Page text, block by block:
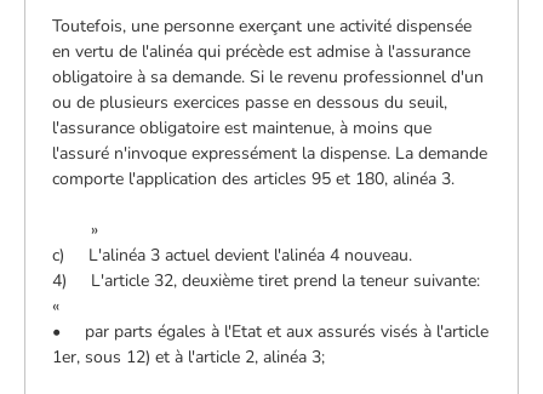
Toutefois, une personne exerçant une activité dispensée
en vertu de l'alinéa qui précède est admise à l'assurance
obligatoire à sa demande. Si le revenu professionnel d'un
ou de plusieurs exercices passe en dessous du seuil,
l'assurance obligatoire est maintenue, à moins que
l'assuré n'invoque expressément la dispense. La demande
comporte l'application des articles 95 et 180, alinéa 3.
»
c) L'alinéa 3 actuel devient l'alinéa 4 nouveau.
4) L'article 32, deuxième tiret prend la teneur suivante:
«
• par parts égales à l'Etat et aux assurés visés à l'article
1er, sous 12) et à l'article 2, alinéa 3;